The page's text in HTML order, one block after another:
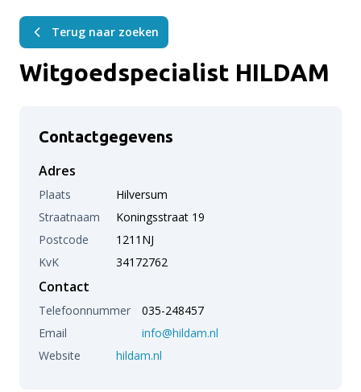
Terug naar zoeken
Witgoedspecialist HILDAM
Contactgegevens
Adres
Plaats
Hilversum
Straatnaam
Koningsstraat 19
Postcode
1211NJ
KvK
34172762
Contact
Telefoonnummer
035-248457
Email
info@hildam.nl
Website
hildam.nl